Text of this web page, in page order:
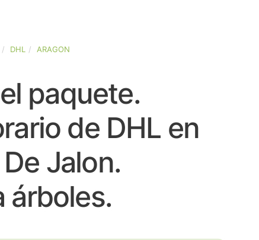
DHL ARAGON
paquete.
de DHL en
Jalon.
árboles.